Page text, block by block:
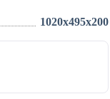
1020x495x200